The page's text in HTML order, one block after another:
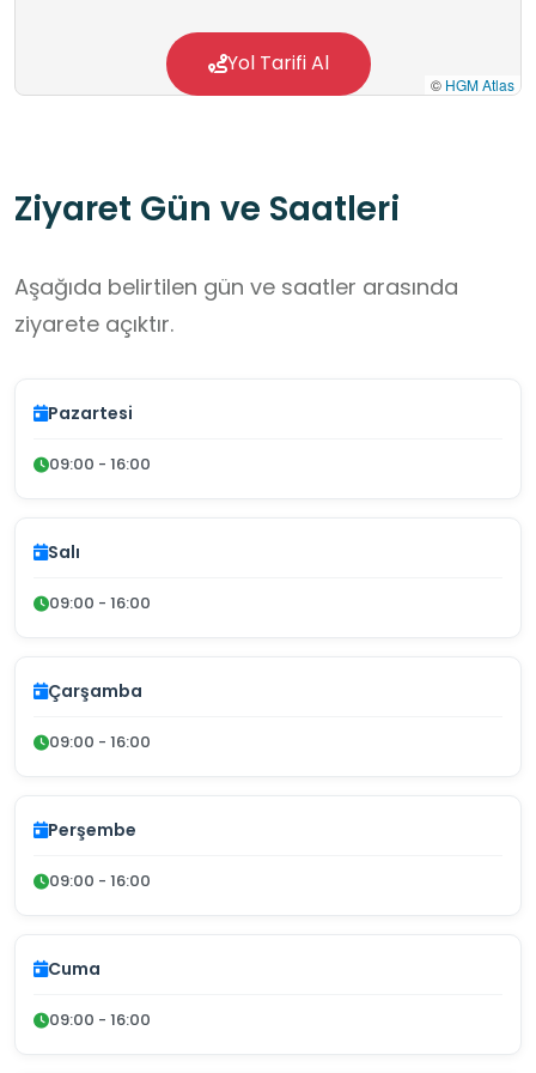
öğrenme imkanı sunarak okul dışı öğrenme
ortamları projesi kapsamında sosyal
sorumluluk, sağlık eğitimi ve uygulamalı© HGM Atlas
Yol Tarifi Al
Ziyaret Gün ve Saatleri
Aşağıda belirtilen gün ve saatler arasında
ziyarete açıktır.
Pazartesi
09:00 - 16:00
Salı
09:00 - 16:00
Çarşamba
09:00 - 16:00
Perşembe
09:00 - 16:00
Cuma
09:00 - 16:00